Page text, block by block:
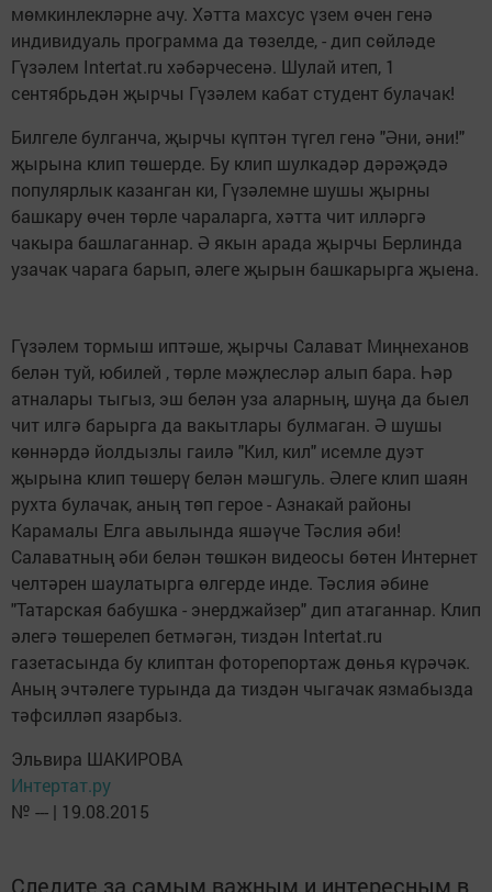
мөмкинлекләрне ачу. Хәтта махсус үзем өчен генә
индивидуаль программа да төзелде, - дип сөйләде
Гүзәлем Intertat.ru хәбәрчесенә. Шулай итеп, 1
сентябрьдән җырчы Гүзәлем кабат студент булачак!
Билгеле булганча, җырчы күптән түгел генә "Әни, әни!"
җырына клип төшерде. Бу клип шулкадәр дәрәҗәдә
популярлык казанган ки, Гүзәлемне шушы җырны
башкару өчен төрле чараларга, хәтта чит илләргә
чакыра башлаганнар. Ә якын арада җырчы Берлинда
узачак чарага барып, әлеге җырын башкарырга җыена.
Гүзәлем тормыш иптәше, җырчы Салават Миңнеханов
белән туй, юбилей , төрле мәҗлесләр алып бара. Һәр
атналары тыгыз, эш белән уза аларның, шуңа да быел
чит илгә барырга да вакытлары булмаган. Ә шушы
көннәрдә йолдызлы гаилә "Кил, кил" исемле дуэт
җырына клип төшерү белән мәшгуль. Әлеге клип шаян
рухта булачак, аның төп герое - Азнакай районы
Карамалы Елга авылында яшәүче Тәслия әби!
Салаватның әби белән төшкән видеосы бөтен Интернет
челтәрен шаулатырга өлгерде инде. Тәслия әбине
"Татарская бабушка - энерджайзер" дип атаганнар. Клип
әлегә төшерелеп бетмәгән, тиздән Intertat.ru
газетасында бу клиптан фоторепортаж дөнья күрәчәк.
Аның эчтәлеге турында да тиздән чыгачак язмабызда
тәфсилләп язарбыз.
Эльвира ШАКИРОВА
Интертат.ру
№ --- | 19.08.2015
Следите за самым важным и интересным в